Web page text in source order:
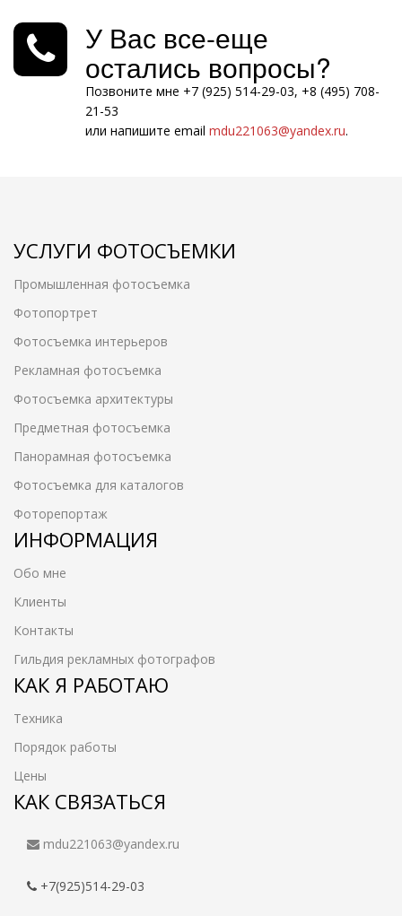
У Вас все-еще
остались вопросы?
Позвоните мне +7 (925) 514-29-03, +8 (495) 708-
21-53
или напишите email mdu221063@yandex.ru.
УСЛУГИ ФОТОСЪЕМКИ
Промышленная фотосъемка
Фотопортрет
Фотосъемка интерьеров
Рекламная фотосъемка
Фотосъемка архитектуры
Предметная фотосъемка
Панорамная фотосъемка
Фотосъемка для каталогов
Фоторепортаж
ИНФОРМАЦИЯ
Обо мне
Клиенты
Контакты
Гильдия рекламных фотографов
КАК Я РАБОТАЮ
Техника
Порядок работы
Цены
КАК СВЯЗАТЬСЯ
mdu221063@yandex.ru
+7(925)514-29-03